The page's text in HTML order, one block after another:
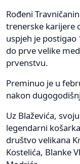
Rođeni
trenerske karijere
uspjeh je
do prve velike
prvenstvu.
Preminuo je u
nakon
Uz Blaževića,
legendarni
društvo velikana
Kostelića, Blanke